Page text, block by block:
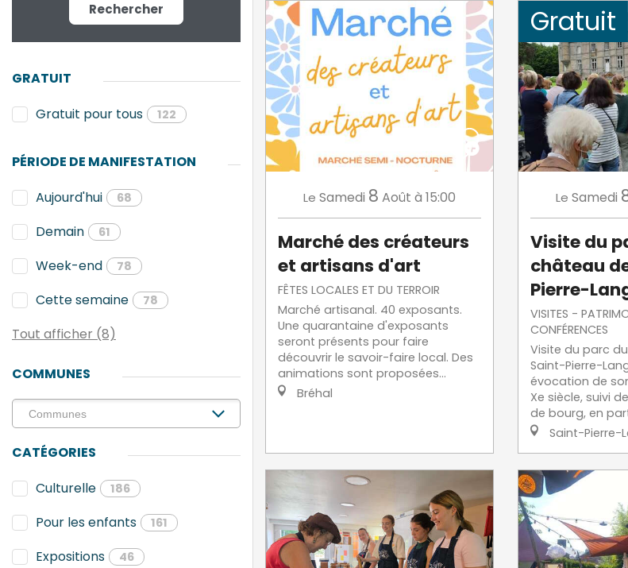
Rechercher
GRATUIT
Gratuit pour tous
122
PÉRIODE DE MANIFESTATION
Aujourd'hui
68
Demain 61
Week-end 78
Cette semaine 78
Tout afficher (8)
COMMUNES
CATÉGORIES
Culturelle
186
Pour les enfants 161
Expositions 46
Le Samedi 8 Août à 15:00
Marché des créateurs
et artisans d'art
FÊTES LOCALES ET DU TERROIR
Marché artisanal. 40 exposants.
Une quarantaine d'exposants
seront présents pour faire
découvrir le savoir-faire local. Des
animations sont proposées...
Bréhal
Gratuit
Le Samedi
Visite du
château
Pierre-
VISITES -
CONFÉRENCES
Visite du parc
Saint-Pierre-
évocation de
Xe siècle, suivi
de bourg, en
Saint-Pierre-